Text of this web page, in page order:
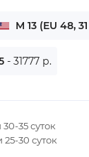
M 13 (EU 48,
- 31777 р.
30-35 суток
25-30 суток